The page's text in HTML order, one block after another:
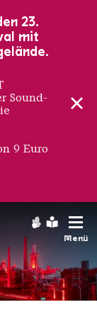
Menü
in Rot
23.
mit
Sound-
9 Euro